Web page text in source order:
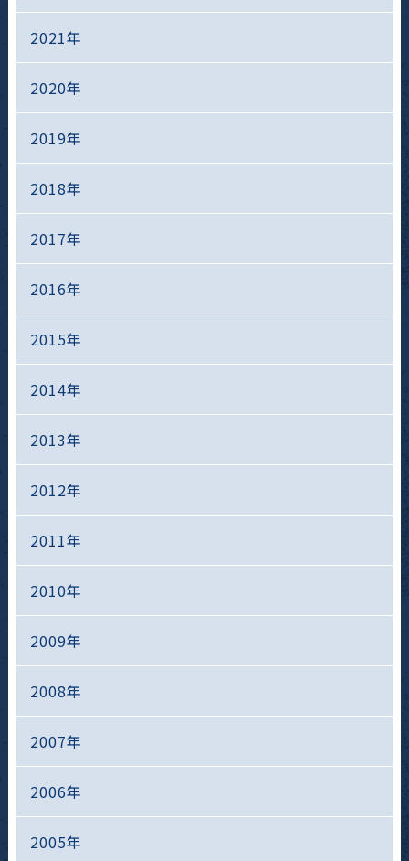
2021年
2020年
2019年
2018年
2017年
2016年
2015年
2014年
2013年
2012年
2011年
2010年
2009年
2008年
2007年
2006年
2005年